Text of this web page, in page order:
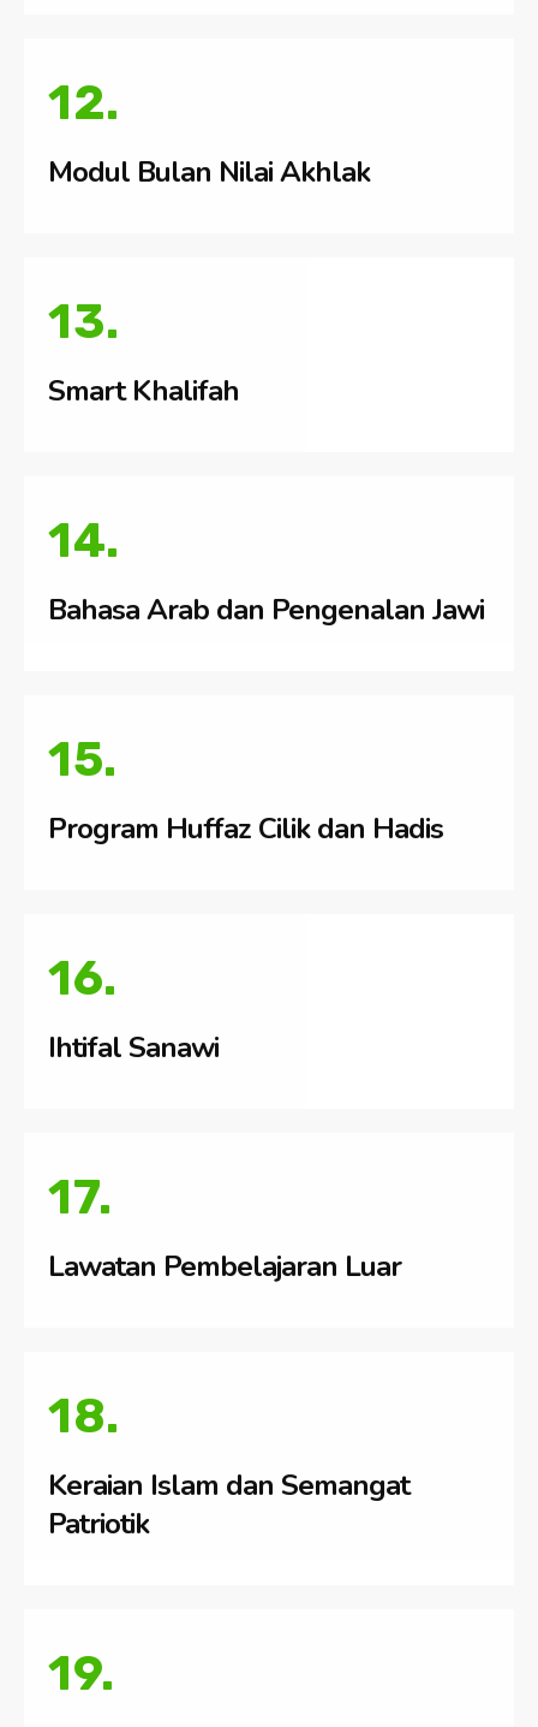
12.
Modul Bulan Nilai Akhlak
13.
Smart Khalifah
14.
Bahasa Arab dan Pengenalan Jawi
15.
Program Huffaz Cilik dan Hadis
16.
Ihtifal Sanawi
17.
Lawatan Pembelajaran Luar
18.
Keraian Islam dan Semangat
Patriotik
19.